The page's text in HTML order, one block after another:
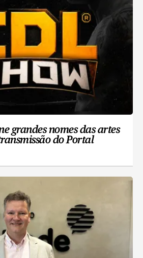
grandes nomes das artes
do Portal